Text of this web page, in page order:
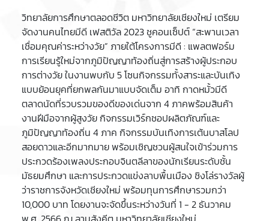
วิทยาลัยการศึกษาตลอดชีวิต มหาวิทยาลัยเชียงใหม่ เตรียม
จัดงานคนไทยมีดี เฟสติวัล 2023 ชูคอนเซ็ปต์ “สะพานเวลา
เชื่อมคุณค่าระหว่างวัย” ภายใต้โครงการมีดี : แพลตฟอร์ม
การเรียนรู้ใหม่จากภูมิปัญญาท้องถิ่นสู่การสร้างผู้ประกอบ
การต่างวัย ในงานพบกับ 5 โซนกิจกรรมทั้งสาระและบันเทิง
แบบย้อนยุคที่ยกพลกันมาแบบจัดเต็ม อาทิ กาดหมั้วมีดี
ตลาดนัดที่รวบรวมของดีของเด่นจาก 4 ภาคพร้อมสินค้า
งานฝีมือจากผู้สูงวัย กิจกรรมเวิร์กชอปผลิตภัณฑ์และ
ภูมิปัญญาท้องถิ่น 4 ภาค กิจกรรมบันเทิงการเต้นบาสโลป
สอยดาวและอีกมากมาย พร้อมเชิญชวนผู้สนใจเข้าร่วมการ
ประกวดร้องเพลงประกอบจินตลีลาของนักเรียนระดับชั้น
มัธยมศึกษา และการประกวดแข่งลาบพื้นเมือง ชิงโล่รางวัลผู้
ว่าราชการจังหวัดเชียงใหม่ พร้อมทุนการศึกษารวมกว่า
10,000 บาท โดยงานจะจัดขึ้นระหว่างวันที่ 1 - 2 ธันวาคม